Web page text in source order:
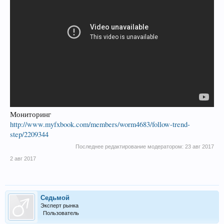
Мониторинг
http://www.myfxbook.com/members/worm4683/follow-trend-
step/2209344
Последнее редактирование модератором: 23 авг 2017
2 авг 2017
Седьмой
Эксперт рынка
Пользователь